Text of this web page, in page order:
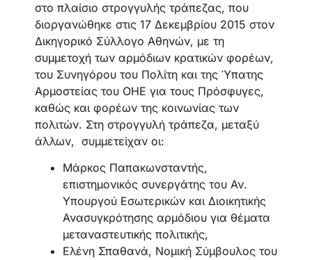
στο πλαίσιο στρογγυλής τράπεζας, που
διοργανώθηκε στις 17 Δεκεμβρίου 2015 στον
Δικηγορικό Σύλλογο Αθηνών, με τη
συμμετοχή των αρμόδιων κρατικών φορέων,
του Συνηγόρου του Πολίτη και της Ύπατης
Αρμοστείας του ΟΗΕ για τους Πρόσφυγες,
καθώς και φορέων της κοινωνίας των
πολιτών. Στη στρογγυλή τράπεζα, μεταξύ
άλλων, συμμετείχαν οι:
Μάρκος Παπακωνσταντής,
επιστημονικός συνεργάτης του Αν.
Υπουργού Εσωτερικών και Διοικητικής
Ανασυγκρότησης αρμόδιου για θέματα
μεταναστευτικής πολιτικής,
Ελένη Σπαθανά, Νομική Σύμβουλος του